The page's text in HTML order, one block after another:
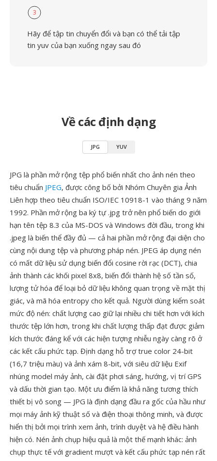
3
Hãy để tập tin chuyển đổi và bạn có thể tải tập
tin yuv của bạn xuống ngay sau đó
Về các định dạng
JPG YUV
JPG là phần mở rộng tệp phổ biến nhất cho ảnh nén theo
tiêu chuẩn JPEG, được công bố bởi Nhóm Chuyên gia Ảnh
Liên hợp theo tiêu chuẩn ISO/IEC 10918-1 vào tháng 9 năm
1992. Phần mở rộng ba ký tự .jpg trở nên phổ biến do giới
hạn tên tệp 8.3 của MS-DOS và Windows đời đầu, trong khi
.jpeg là biến thể đầy đủ — cả hai phần mở rộng đại diện cho
cùng nội dung tệp và phương pháp nén. JPEG áp dụng nén
có mất dữ liệu sử dụng biến đổi cosine rời rạc (DCT), chia
ảnh thành các khối pixel 8x8, biến đổi thành hệ số tần số,
lượng tử hóa để loại bỏ dữ liệu không quan trọng về mặt thị
giác, và mã hóa entropy cho kết quả. Người dùng kiểm soát
mức độ nén: chất lượng cao giữ lại nhiều chi tiết hơn với kích
thước tệp lớn hơn, trong khi chất lượng thấp đạt được giảm
kích thước đáng kể với các hiện tượng nhiễu ngày càng rõ ở
các kết cấu phức tạp. Định dạng hỗ trợ true color 24-bit
(16,7 triệu màu) và ảnh xám 8-bit, với siêu dữ liệu Exif
nhúng model máy ảnh, cài đặt phơi sáng, hướng, vị trí GPS
và dấu thời gian tạo. Một ưu điểm là khả năng tương thích
thiết bị vô song — JPG là định dạng đầu ra gốc của hầu như
mọi máy ảnh kỹ thuật số và điện thoại thông minh, và được
hiển thị bởi mọi trình xem ảnh, trình duyệt và hệ điều hành
hiện có. Nén ảnh chụp hiệu quả là một thế mạnh khác: ảnh
chụp thực tế với gradient mượt và kết cấu phức tạp nén rất